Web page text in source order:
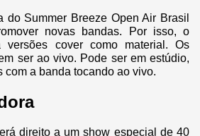
do Summer Breeze Open Air Brasil
novas bandas. Por isso, o
versões cover como material. Os
ser ao vivo. Pode ser em estúdio,
com a banda tocando ao vivo.
direito a um show especial de 40